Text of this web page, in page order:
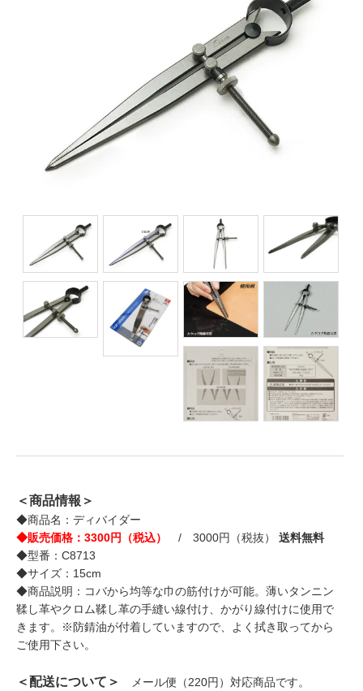
＜商品情報＞
◆商品名：ディバイダー
◆販売価格：3300円（税込）
/ 3000円（税抜） 送料無料
◆型番：C8713
◆サイズ：15cm
◆商品説明：コバから均等な巾の筋付けが可能。薄いタンニン
鞣し革やクロム鞣し革の手縫い線付け、かがり線付けに使用で
きます。※防錆油が付着していますので、よく拭き取ってから
ご使用下さい。
＜配送について＞
メール便（220円）対応商品です。